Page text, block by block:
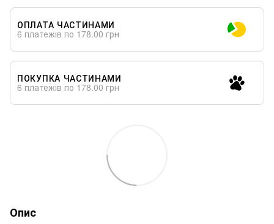
ОПЛАТА ЧАСТИНАМИ
6 платежів по 178.00 грн
ПОКУПКА ЧАСТИНАМИ
6 платежів по 178.00 грн
Опис